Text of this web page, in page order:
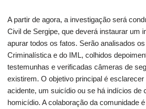
A partir de agora, a investigação será
Civil de Sergipe, que deverá instaurar um
apurar todos os fatos. Serão analisados
Criminalística e do IML, colhidos
testemunhas e verificadas câmeras de
existirem. O objetivo principal é
acidente, um suicídio ou se há indícios de
homicídio. A colaboração da comunidade